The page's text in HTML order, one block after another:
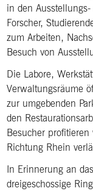
in den
Forscher,
zum Arbeiten,
Besuch von
Die Labore,
Verwaltungsräume
zur umgebenden
den
Besucher
Richtung Rhein
In Erinnerung an
dreigeschossige